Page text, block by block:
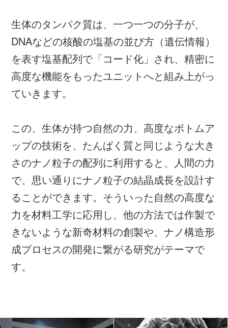
生体のタンパク質は、一つ一つの分子が、
DNAなどの核酸の塩基の並び方（遺伝情報）
を表す塩基配列で「コード化」され、精密に
高度な機能をもったユニットへと組み上がっ
ていきます。
この、生体が持つ自然の力、高度なボトムア
ップの技術を、たんぱく質と同じような大き
さのナノ粒子の配列に利用すると、人間の力
で、思い通りにナノ粒子の結晶成長を設計す
ることができます。そういった自然の高度な
力を材料工学に応用し、他の方法では作製で
きないような新奇材料の創製や、ナノ構造形
成プロセスの開発に繋がる研究がテーマで
す。